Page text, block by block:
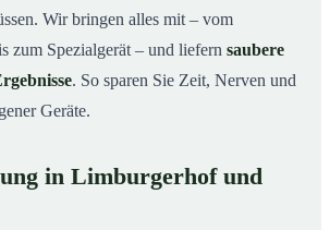
Wir bringen alles mit – vom
zum Spezialgerät – und liefern saubere
. So sparen Sie Zeit, Nerven und
Geräte.
in Limburgerhof und